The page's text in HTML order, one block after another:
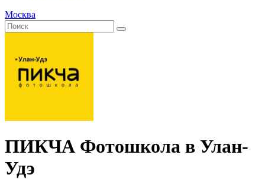
Москва
ПИКЧА Фотошкола в Улан-
Удэ